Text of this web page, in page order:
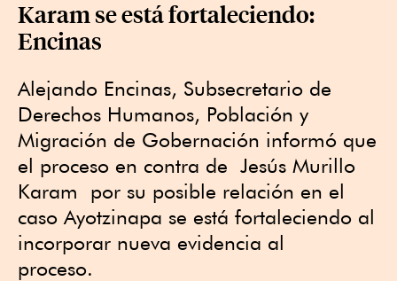
Karam se está fortaleciendo:
Encinas
Alejando Encinas, Subsecretario de
Derechos Humanos, Población y
Migración de Gobernación informó que
el proceso en contra de Jesús Murillo
Karam por su posible relación en el
caso Ayotzinapa se está fortaleciendo al
incorporar nueva evidencia al
proceso.